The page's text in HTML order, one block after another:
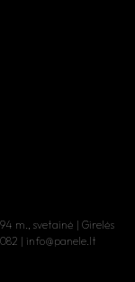
m., svetainė | Girelės
| info@panele.lt